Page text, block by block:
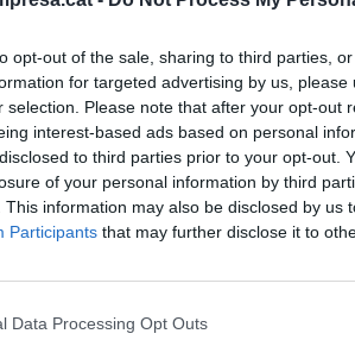
opt-out of the sale, sharing to third parties,
for targeted advertising by us,
selection. Please note that after your opt-out
interest-based ads based on personal
to third parties prior to your opt-out.
of your personal information by third
This information may also be disclosed by us
Participants that may further disclose it to
Data Processing Opt Outs
bovina
DE CONEIXEMENT
Prehistopirineus i
ciències socials també
2026